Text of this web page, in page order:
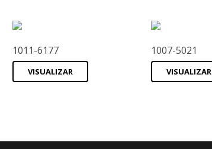
1011-6177
VISUALIZAR
1007-5021
VISUALIZAR